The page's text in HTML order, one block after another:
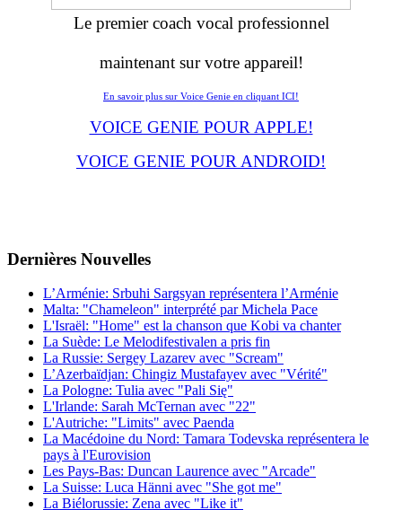
Le premier coach vocal professionnel
maintenant sur votre appareil!
En savoir plus sur Voice Genie en cliquant ICI!
VOICE GENIE POUR APPLE!
VOICE GENIE POUR ANDROID!
Dernières Νouvelles
L’Arménie: Srbuhi Sargsyan représentera l’Arménie
Malta: "Chameleon" interprété par Michela Pace
L'Israël: "Home" est la chanson que Kobi va chanter
La Suède: Le Melodifestivalen a pris fin
La Russie: Sergey Lazarev avec "Scream"
L’Azerbaïdjan: Chingiz Mustafayev avec "Vérité"
La Pologne: Tulia avec "Pali Się"
L'Irlande: Sarah McTernan avec "22"
L'Autriche: "Limits" avec Paenda
La Macédoine du Nord: Tamara Todevska représentera le
pays à l'Eurovision
Les Pays-Bas: Duncan Laurence avec "Arcade"
La Suisse: Luca Hänni avec "She got me"
La Biélorussie: Zena avec "Like it"